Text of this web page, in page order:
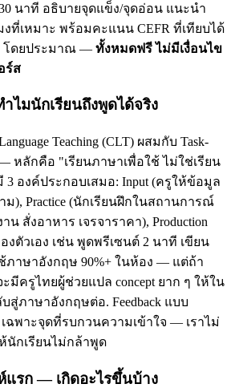
นาที อธิบายจุดแข็ง/จุดอ่อน แนะนำ
ที่เหมาะ พร้อมคะแนน CEFR ที่เทียบได้
โดยประมาณ — ทั้งหมดฟรี ไม่มีเงื่อนไข
ร์ส
ไมนักเรียนถึงพูดได้จริง
Teaching (CLT) ผสมกับ Task-
— หลักคือ "เรียนภาษาเพื่อใช้ ไม่ใช่เรียน
องค์ประกอบเสมอ: Input (ครูให้ข้อมูล
ม), Practice (นักเรียนฝึกในสถานการณ์
สั่งอาหาร เจรจาราคา), Production
งตัวเอง เช่น พูดพรีเซนต์ 2 นาที เขียน
ภาษาอังกฤษ 90%+ ในห้อง — แต่ถ้า
มีครูไทยผู้ช่วยแปล concept ยาก ๆ ให้ใน
สู่ภาษาอังกฤษต่อ. Feedback แบบ
เฉพาะจุดที่รบกวนความเข้าใจ — เราไม่
นักเรียนไม่กล้าพูด
แรก — เกิดอะไรขึ้นบ้าง